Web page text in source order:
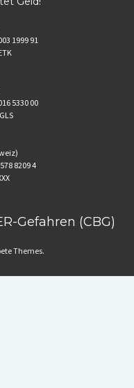
1999 91
5330 00
8209 4
Gefahren (CBG)
Themes.